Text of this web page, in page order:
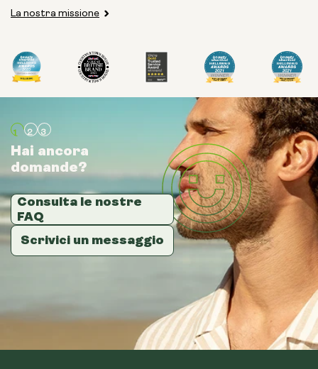
La nostra missione
Hai ancora
domande?
Consulta le nostre
FAQ
Scrivici un messaggio
Hai ancora
domande?
Consulta le nostre
FAQ
Scrivici un messaggio
Hai ancora
domande?
Consulta le nostre
FAQ
Scrivici un messaggio